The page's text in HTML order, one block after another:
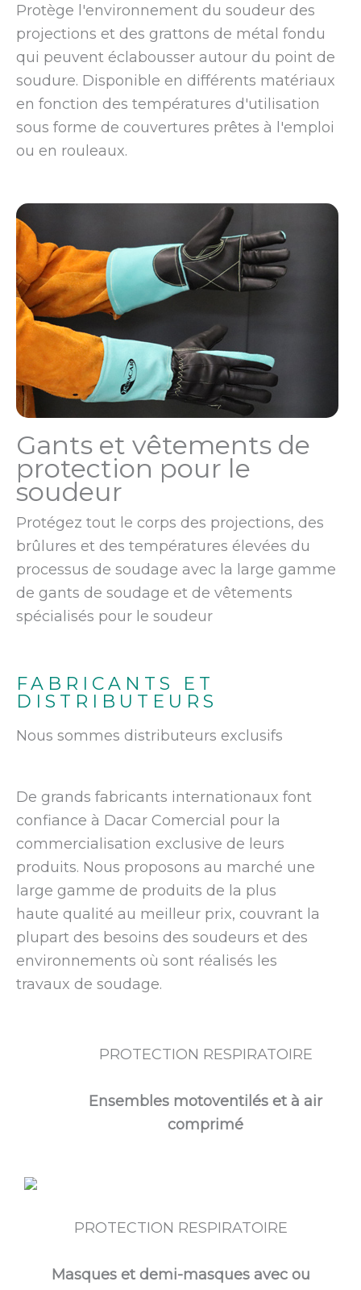
Protège l'environnement du soudeur des
projections et des grattons de métal fondu
qui peuvent éclabousser autour du point de
soudure. Disponible en différents matériaux
en fonction des températures d'utilisation
sous forme de couvertures prêtes à l'emploi
ou en rouleaux.
Gants et vêtements de
protection pour le
soudeur
Protégez tout le corps des projections, des
brûlures et des températures élevées du
processus de soudage avec la large gamme
de gants de soudage et de vêtements
spécialisés pour le soudeur
FABRICANTS ET
DISTRIBUTEURS
Nous sommes distributeurs exclusifs
De grands fabricants internationaux font
confiance à Dacar Comercial pour la
commercialisation exclusive de leurs
produits. Nous proposons au marché une
large gamme de produits de la plus
haute qualité au meilleur prix, couvrant la
plupart des besoins des soudeurs et des
environnements où sont réalisés les
travaux de soudage.
PROTECTION RESPIRATOIRE
Ensembles motoventilés et à air
comprimé
PROTECTION RESPIRATOIRE
Masques et demi-masques avec ou